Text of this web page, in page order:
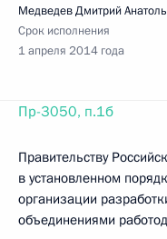
Медведев Дмитрий
Срок исполнения
1 апреля 2014 года
Пр-3050, п.1б
Правительству
в установленном
организации
объединениями